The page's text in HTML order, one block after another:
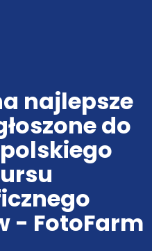
najlepsze
do
- FotoFarm